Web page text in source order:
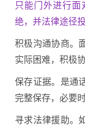
只能门外进行
绝，并法律途径投
积极沟通协商。
实际困难，积极
保存证据。是通
完整保存，必要
寻求法律援助。